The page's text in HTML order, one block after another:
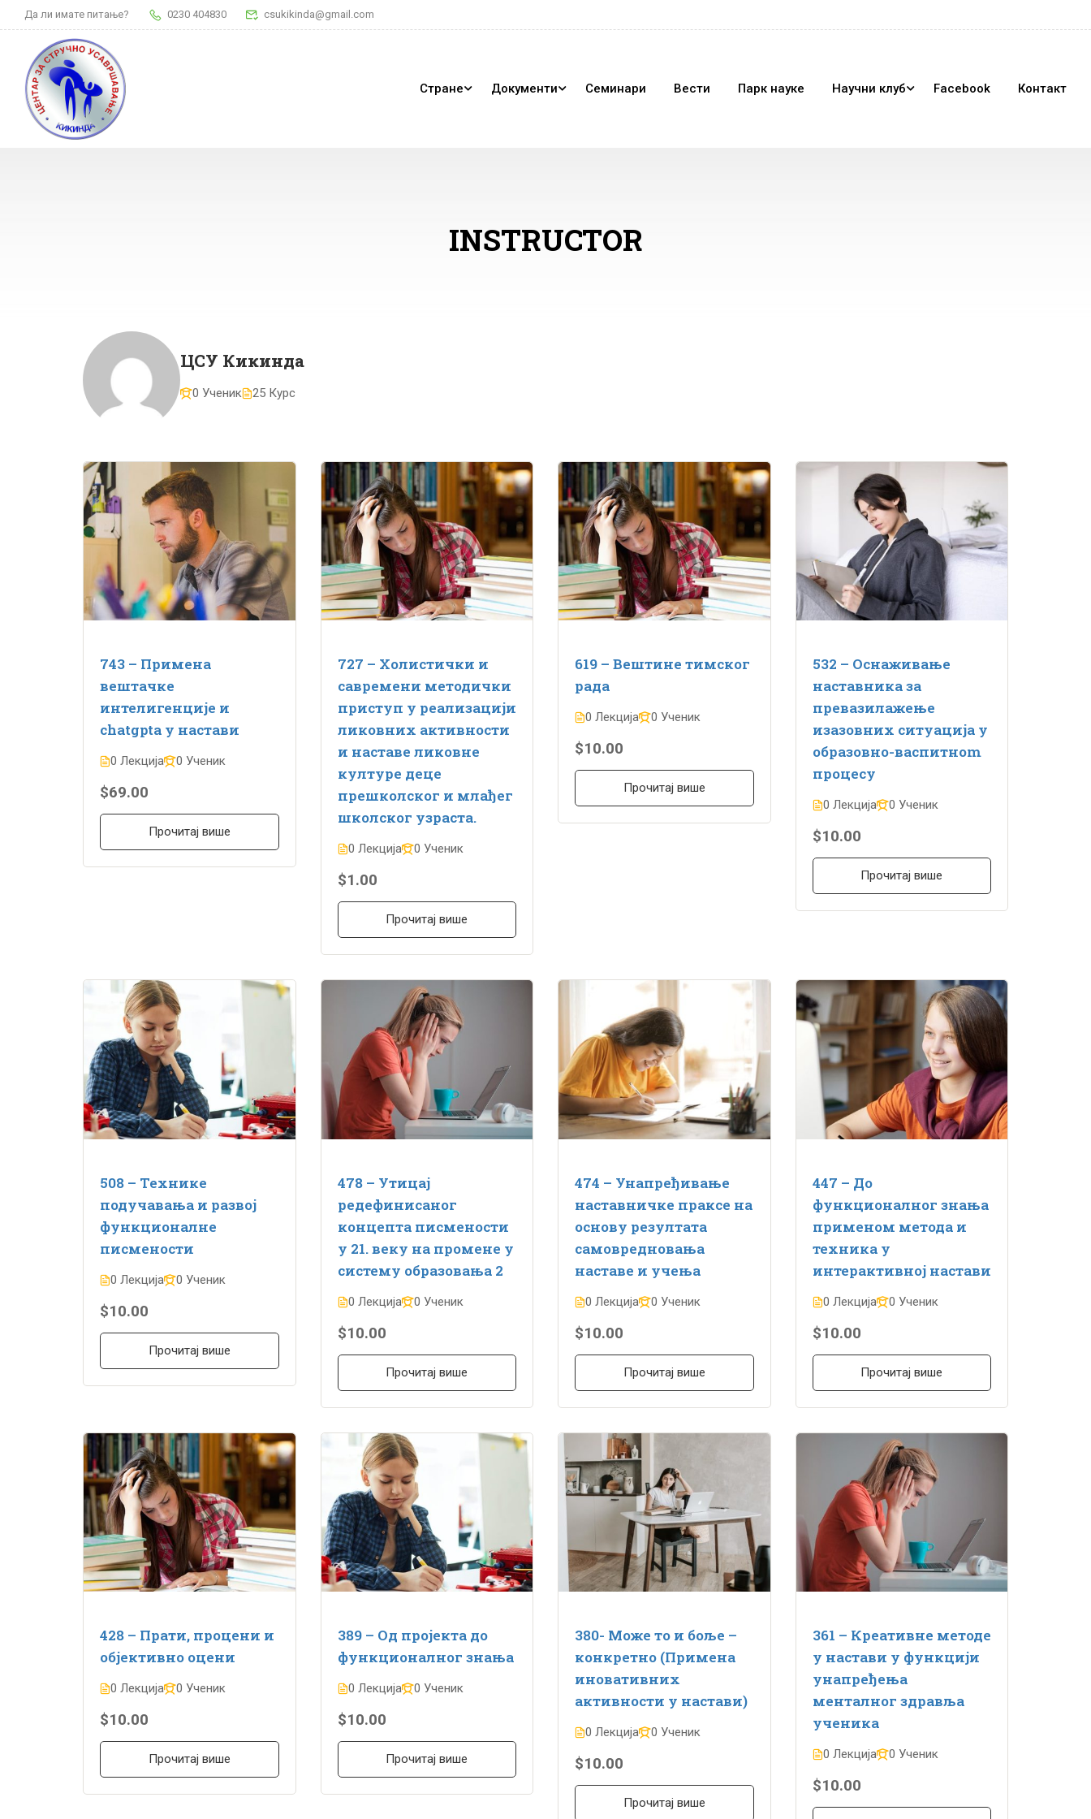
Да ли имате питање? 0230 404830 csukikinda@gmail.com
Стране Документи Семинари Вести Парк науке Научни клуб Facebook Контакт
INSTRUCTOR
ЦСУ Кикинда
0 Ученик 25 Курс
743 – Примена
вештачке
интелигенције и
chatgptа у настави
0 Лекција 0 Ученик
$69.00
Прочитај више
727 – Холистички и
савремени методички
приступ у реализацији
ликовних активности
и наставе ликовне
културе деце
прешколског и млађег
школског узраста.
0 Лекција 0 Ученик
$1.00
Прочитај више
619 – Вештине тимског
рада
0 Лекција 0 Ученик
$10.00
Прочитај више
532 – Оснаживање
наставника за
превазилажење
изазовних ситуација у
образовно-васпитноm
процесу
0 Лекција 0 Ученик
$10.00
Прочитај више
508 – Технике
подучавања и развој
функционалне
писмености
0 Лекција 0 Ученик
$10.00
Прочитај више
478 – Утицај
редефинисаног
концепта писмености
у 21. веку на промене у
систему образовања 2
0 Лекција 0 Ученик
$10.00
Прочитај више
474 – Унапређивањe
наставничке праксе на
основу резултата
самовредновања
наставе и учења
0 Лекција 0 Ученик
$10.00
Прочитај више
447 – До
функционалног знања
применом метода и
техника у
интерактивној настави
0 Лекција 0 Ученик
$10.00
Прочитај више
428 – Прати, процени и
објективно оцени
0 Лекција 0 Ученик
$10.00
Прочитај више
389 – Од пројекта до
функционалног знања
0 Лекција 0 Ученик
$10.00
Прочитај више
380- Може то и боље –
конкретно (Примена
иновативних
активности у настави)
0 Лекција 0 Ученик
$10.00
Прочитај више
361 – Креативне методе
у настави у функцији
унапређења
менталног здравља
ученика
0 Лекција 0 Ученик
$10.00